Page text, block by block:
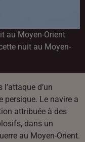
au Moyen-Orient
nuit au Moyen-
d’un
persique. Le navire a
attribuée à des
dans un
au Moyen-Orient.